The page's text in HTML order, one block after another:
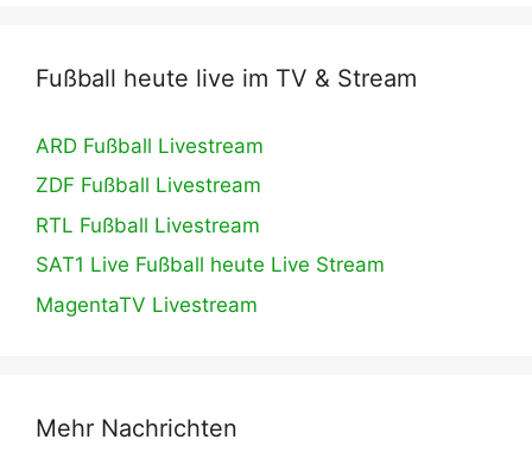
Fußball heute live im TV & Stream
ARD Fußball Livestream
ZDF Fußball Livestream
RTL Fußball Livestream
SAT1 Live Fußball heute Live Stream
MagentaTV Livestream
Mehr Nachrichten